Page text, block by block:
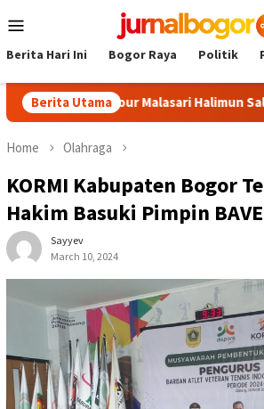
to
Menu
Berita Hari Ini Bogor Raya Politik
Berita Utama
Tour Malasari Halimun Salak Bakal
Home Olahraga
KORMI Kabupaten Bogor
Hakim Basuki Pimpin
Sayyev
March 10, 2024